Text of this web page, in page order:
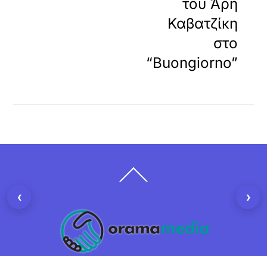
του Άρη
Καβατζίκη
στο
“Buongiorno”
To
‹ ›